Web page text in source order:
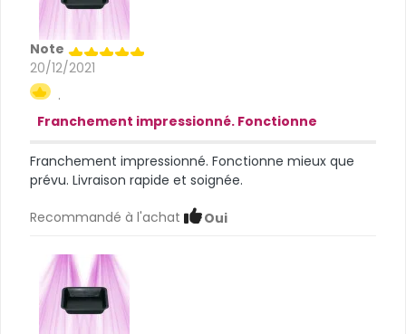
Note
20/12/2021
.
Franchement impressionné. Fonctionne
Franchement impressionné. Fonctionne mieux que
prévu. Livraison rapide et soignée.
Recommandé à l'achat Oui